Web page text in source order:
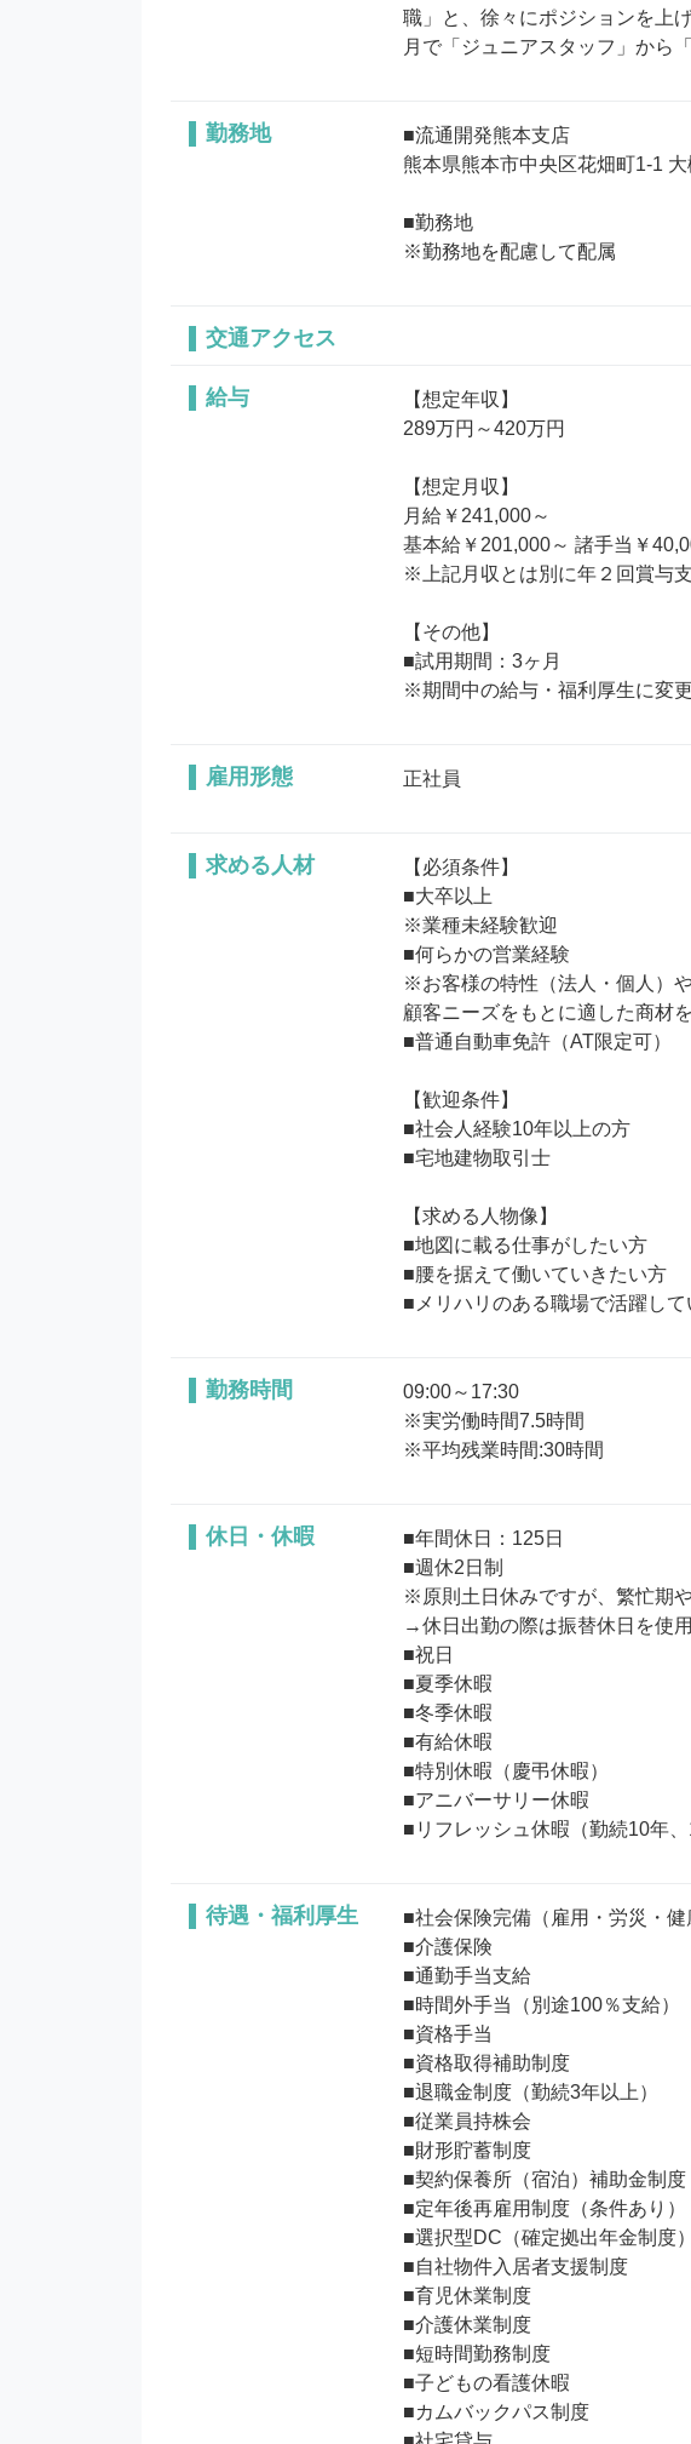
職」と、徐々にポジションを上
月で「ジュニアスタッフ」から
勤務地
■流通開発熊本支店
熊本県熊本市中央区花畑町1-1
■勤務地
※勤務地を配慮して配属
交通アクセス
給与
【想定年収】
289万円～420万円
【想定月収】
月給￥241,000～
基本給￥201,000～ 諸手当￥
※上記月収とは別に年２回賞与
【その他】
■試用期間：3ヶ月
雇用形態 正社員
求める人材
【必須条件】
■大卒以上
※業種未経験歓迎
■何らかの営業経験
※お客様の特性（法人・個人）
顧客ニーズをもとに適した商材
■普通自動車免許（AT限定可）
【歓迎条件】
■社会人経験10年以上の方
■宅地建物取引士
【求める人物像】
■地図に載る仕事がしたい方
■腰を据えて働いていきたい方
勤務時間
09:00～17:30
※実労働時間7.5時間
※平均残業時間:30時間
休日・休暇
■年間休日：125日
■週休2日制
※原則土日休みですが、繁忙期
→休日出勤の際は振替休日を使用
■祝日
■夏季休暇
■冬季休暇
■有給休暇
■特別休暇（慶弔休暇）
■アニバーサリー休暇
待遇・福利厚生
■社会保険完備（雇用・労災・健
■介護保険
■通勤手当支給
■時間外手当（別途100％支給）
■資格手当
■資格取得補助制度
■退職金制度（勤続3年以上）
■従業員持株会
■財形貯蓄制度
■契約保養所（宿泊）補助金制度
■定年後再雇用制度（条件あり）
■選択型DC（確定拠出年金制度）
■自社物件入居者支援制度
■育児休業制度
■介護休業制度
■短時間勤務制度
■子どもの看護休暇
■カムバックパス制度